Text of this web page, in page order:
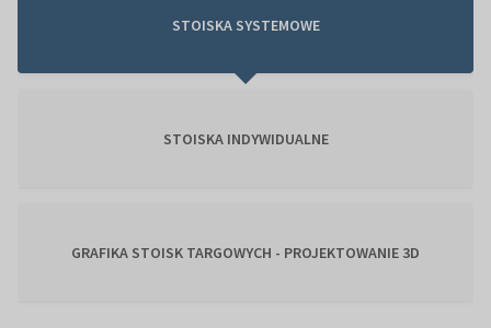
STOISKA SYSTEMOWE
STOISKA INDYWIDUALNE
GRAFIKA STOISK TARGOWYCH - PROJEKTOWANIE 3D